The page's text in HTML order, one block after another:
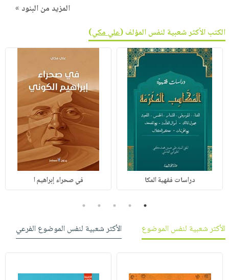
المزيد من البنود »
الكتب الأكثر شعبية لنفس المؤلف (علي مكي)
دراسات فقهية المكا في صحراء إبراهيم ا
1
2
3
4
5
الأكثر شعبية لنفس الموضوع
الأكثر شعبية لنفس الموضوع الفرعي